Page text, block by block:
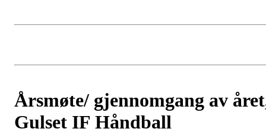
Årsmøte/ gjennomgang av
Gulset IF Håndball